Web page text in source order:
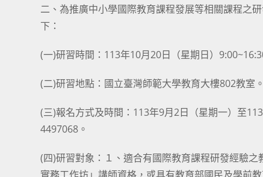
二、為推廣中小學國際教育課程發展等相關課程之
下：
(一)研習時間：113年10月20日（星期日）
(二)研習地點：國立臺灣師範大學教育大樓802教室。
(三)報名方式及時間：113年9月2日（星期一）至
4497068。
(四)研習對象：１、適合有國際教育課程研發經驗